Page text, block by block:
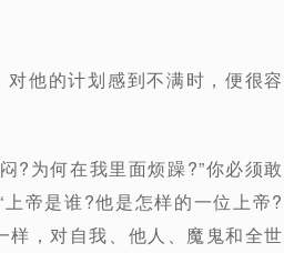
他的计划感到不满时，便很容
?为何在我里面烦躁?”你必须敢
帝是谁?他是怎样的一位上帝?
，对自我、他人、魔鬼和全世